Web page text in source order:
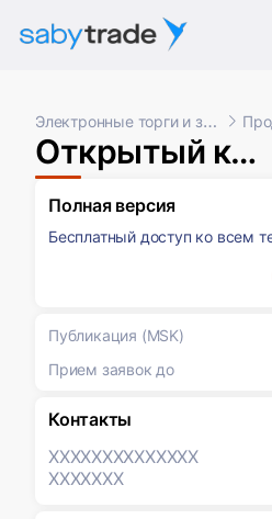
Электронные торги и закупки
Открытый конкурс
Полная версия
Бесплатный доступ ко всем
Публикация (MSK)
Прием заявок до
Контакты
XXXXXXXXXXXXXX
XXXXXXX